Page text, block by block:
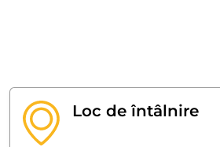
Loc de întâlnire